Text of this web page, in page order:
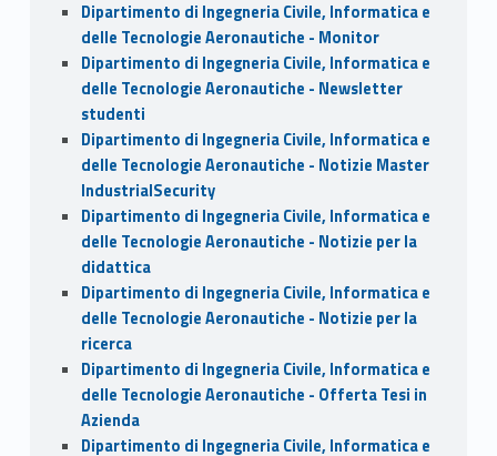
Dipartimento di Ingegneria Civile, Informatica e
delle Tecnologie Aeronautiche - Monitor
Dipartimento di Ingegneria Civile, Informatica e
delle Tecnologie Aeronautiche - Newsletter
studenti
Dipartimento di Ingegneria Civile, Informatica e
delle Tecnologie Aeronautiche - Notizie Master
IndustrialSecurity
Dipartimento di Ingegneria Civile, Informatica e
delle Tecnologie Aeronautiche - Notizie per la
didattica
Dipartimento di Ingegneria Civile, Informatica e
delle Tecnologie Aeronautiche - Notizie per la
ricerca
Dipartimento di Ingegneria Civile, Informatica e
delle Tecnologie Aeronautiche - Offerta Tesi in
Azienda
Dipartimento di Ingegneria Civile, Informatica e